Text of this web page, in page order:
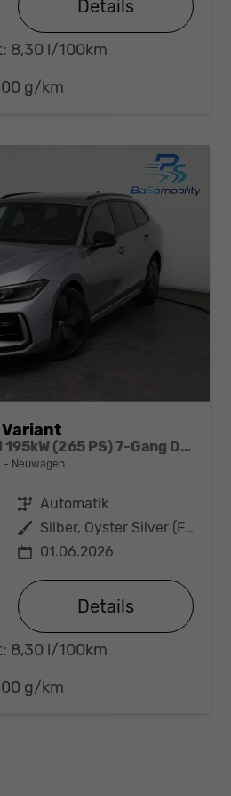
Details
8,30 l/100km
g/km
R-Line (R-Line) 2.0 TSI 195kW (265 PS) 7-Gang DSG 4MOTION
Neuwagen
Getriebe Automatik
Außenfarbe
Silber, Oyster Silver (F0)
01.06.2026
Details
8,30 l/100km
g/km